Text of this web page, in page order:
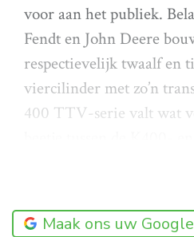
voor aan het publiek.
Fendt en John Deere
respectievelijk twaalf en
viercilinder met zo’n
400 TTV-serie valt wat
Maak ons uw